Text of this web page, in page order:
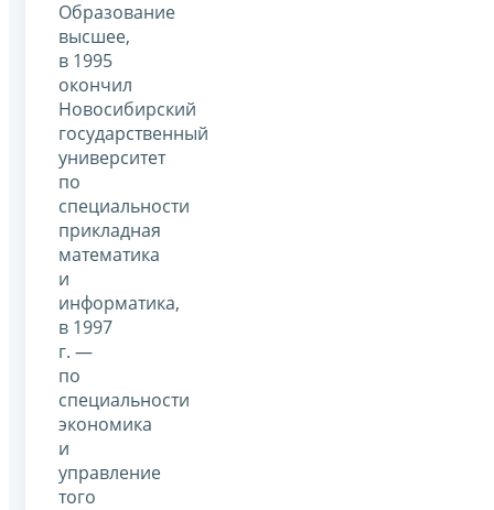
Образование
высшее,
в 1995
окончил
Новосибирский
государственный
университет
по
специальности
прикладная
математика
и
информатика,
в 1997
г. —
по
специальности
экономика
и
управление
того